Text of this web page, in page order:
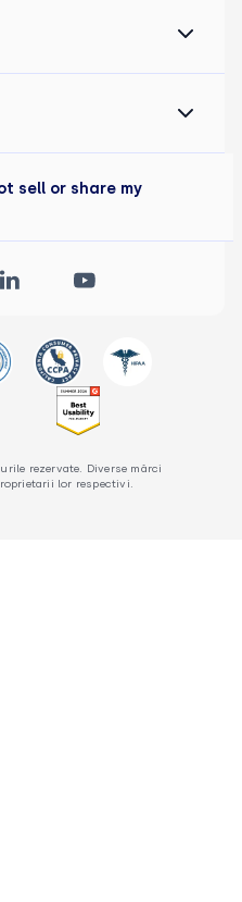
rezervate. Diverse mărci
lor respectivi.
sell or share my